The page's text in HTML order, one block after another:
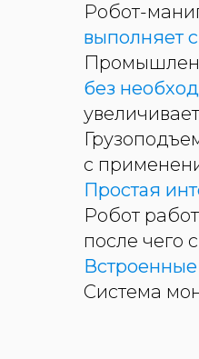
Робот-
выполняет
без
с
Простая
Робот
после чего
Встроенные
Система